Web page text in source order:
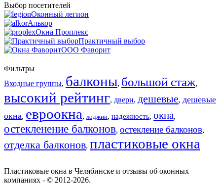
Выбор посетителей
Оконный легион
Алькор
Окна Проплекс
Практичный выбор
ООО Фаворит
Фильтры
Входные группы, балконы, большой стаж,
высокий рейтинг, двери, дешевые, дешевые
окна, евроокна, лоджии, надежность, окна,
остекленение балконов, остекление балконов,
отделка балконов, пластиковые окна
Пластиковые окна в Челябинске и отзывы об оконных
компаниях - © 2012-2026.